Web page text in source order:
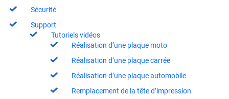
Sécurité
Support
Tutoriels vidéos
Réalisation d’une plaque moto
Réalisation d’une plaque carrée
Réalisation d’une plaque automobile
Remplacement de la tête d’impression